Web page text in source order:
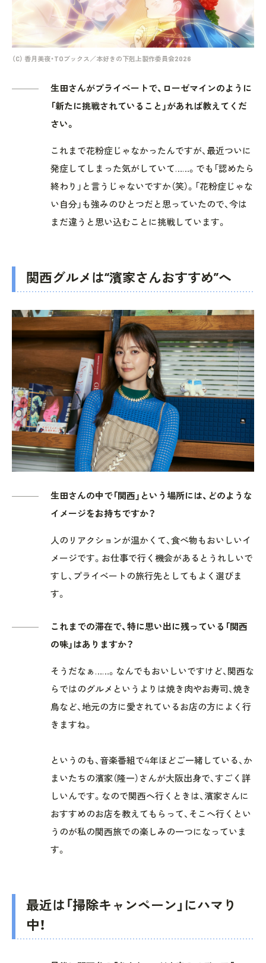
（C） 香月美夜・TOブックス／本好きの下剋上製作委員会2026
生田さんがプライベートで、ローゼマインのように
「新たに挑戦されていること」があれば教えてくだ
さい。
これまで花粉症じゃなかったんですが、最近ついに
発症してしまった気がしていて……。でも「認めたら
終わり」と言うじゃないですか（笑）。「花粉症じゃな
い自分」も強みのひとつだと思っていたので、今は
まだ違うと思い込むことに挑戦しています。
関西グルメは“濱家さんおすすめ”へ
生田さんの中で「関西」という場所には、どのような
イメージをお持ちですか？
人のリアクションが温かくて、食べ物もおいしいイ
メージです。お仕事で行く機会があるとうれしいで
すし、プライベートの旅行先としてもよく選びま
す。
これまでの滞在で、特に思い出に残っている「関西
の味」はありますか？
そうだなぁ……。なんでもおいしいですけど、関西な
らではのグルメというよりは焼き肉やお寿司、焼き
鳥など、地元の方に愛されているお店の方によく行
きますね。
というのも、音楽番組で4年ほどご一緒している、か
まいたちの濱家（隆一）さんが大阪出身で、すごく詳
しいんです。なので関西へ行くときは、濱家さんに
おすすめのお店を教えてもらって、そこへ行くとい
うのが私の関西旅での楽しみの一つになっていま
す。
最近は「掃除キャンペーン」にハマり
中！